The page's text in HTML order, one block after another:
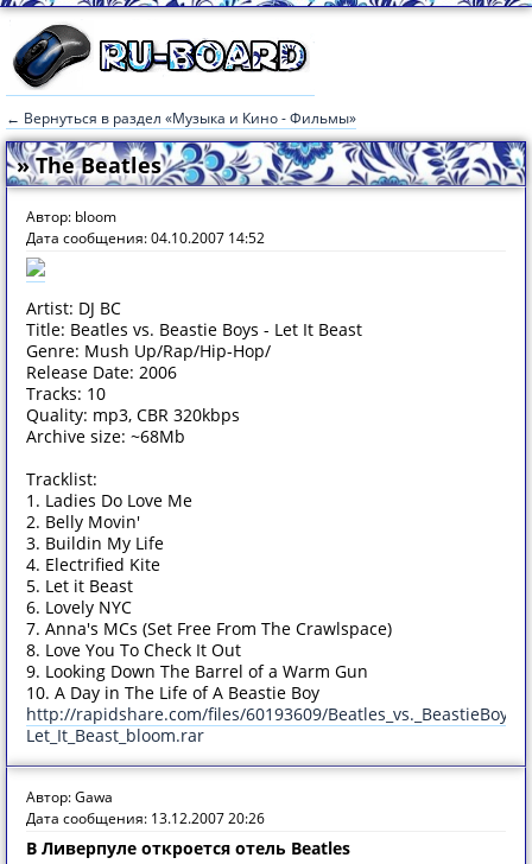
← Вернуться в раздел «Музыка и Кино - Фильмы»
» The Beatles
Автор: bloom
Дата сообщения: 04.10.2007 14:52
Artist: DJ BC
Title: Beatles vs. Beastie Boys - Let It Beast
Genre: Mush Up/Rap/Hip-Hop/
Release Date: 2006
Tracks: 10
Quality: mp3, CBR 320kbps
Archive size: ~68Mb
Tracklist:
1. Ladies Do Love Me
2. Belly Movin'
3. Buildin My Life
4. Electrified Kite
5. Let it Beast
6. Lovely NYC
7. Anna's MCs (Set Free From The Crawlspace)
8. Love You To Check It Out
9. Looking Down The Barrel of a Warm Gun
10. A Day in The Life of A Beastie Boy
http://rapidshare.com/files/60193609/Beatles_vs._BeastieBoys-
Let_It_Beast_bloom.rar
Автор: Gawa
Дата сообщения: 13.12.2007 20:26
В Ливерпуле откроется отель Beatles